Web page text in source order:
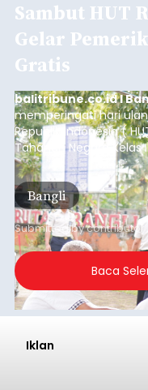
Sambut HUT
Gelar
Gratis
balitribune.co.id I
memperingati hari
Republik Indonesia (
Tahanan Negara Kelas
kegiatan pemeriksaan
(6/8/2026).
Bangli
Submitted bycontributor
Baca
Iklan